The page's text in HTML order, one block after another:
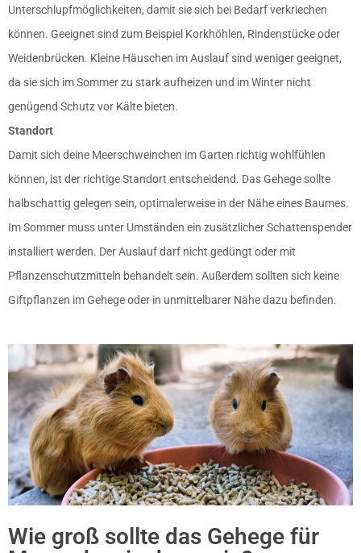
Unterschlupfmöglichkeiten, damit sie sich bei Bedarf verkriechen
können. Geeignet sind zum Beispiel Korkhöhlen, Rindenstücke oder
Weidenbrücken. Kleine Häuschen im Auslauf sind weniger geeignet,
da sie sich im Sommer zu stark aufheizen und im Winter nicht
genügend Schutz vor Kälte bieten.
Standort
Damit sich deine Meerschweinchen im Garten richtig wohlfühlen
können, ist der richtige Standort entscheidend. Das Gehege sollte
halbschattig gelegen sein, optimalerweise in der Nähe eines Baumes.
Im Sommer muss unter Umständen ein zusätzlicher Schattenspender
installiert werden. Der Auslauf darf nicht gedüngt oder mit
Pflanzenschutzmitteln behandelt sein. Außerdem sollten sich keine
Giftpflanzen im Gehege oder in unmittelbarer Nähe dazu befinden.
Wie groß sollte das Gehege für